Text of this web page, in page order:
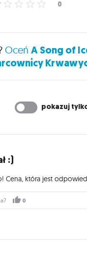
Oceń A Song of
pokazuj
:)
Cena, która jest
0